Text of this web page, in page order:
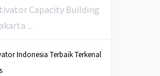
Capacity Building
...
Indonesia Terbaik Terkenal